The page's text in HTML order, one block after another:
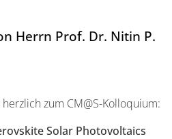
Herrn Prof. Dr. Nitin P.
zum CM@S-Kolloquium:
Solar Photovoltaics